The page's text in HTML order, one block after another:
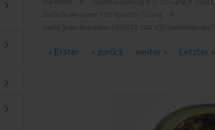
»
« Erster « zurück weiter » Letzter »